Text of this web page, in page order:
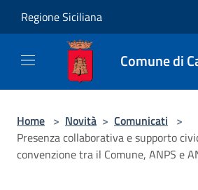
Regione Siciliana
Comune di
Home > Novità > Comunicati >
Presenza collaborativa e supporto
convenzione tra il Comune, ANPS e